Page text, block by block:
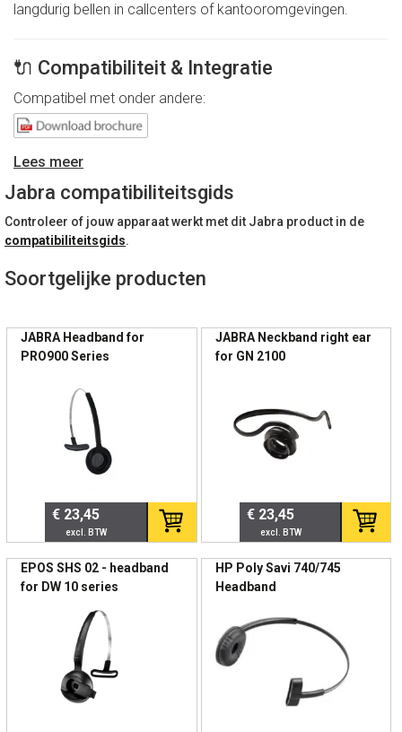
langdurig bellen in callcenters of kantooromgevingen.
🔌 Compatibiliteit & Integratie
Compatibel met onder andere:
Jabra Engage 65 Mono
Jabra Engage 75 Mono
Eenvoudig te bevestigen en te verwisselen zonder
🎧 Comfort & Ergonomie
Lichtgewicht en flexibel ontwerp
Vermindert druk op het hoofd
Waarom belangrijk?
Biedt extra draagcomfort voor medewerkers die dagelijks
intensief telefoneren.
🏢 Professioneel Gebruik
Ideaal voor callcenters
Geschikt voor klantenservice
Ondersteunt flexibele werkplekken
Een slimme toevoeging binnen professioneel devicebeheer.
📊 Technische specificaties
Lees meer
Jabra compatibiliteitsgids
Controleer of jouw apparaat werkt met dit Jabra product in de
compatibiliteitsgids.
Soortgelijke producten
JABRA Headband for
PRO900 Series
€ 23,45
JABRA Neckband right ear
for GN 2100
€ 23,45
EPOS SHS 02 - headband
for DW 10 series
HP Poly Savi 740/745
Headband
Paginering